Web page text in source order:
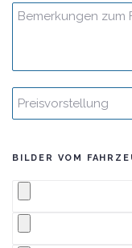
BILDER VOM